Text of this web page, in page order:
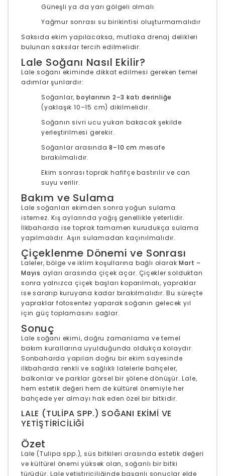
Güneşli ya da yarı gölgeli olmalı
Yağmur sonrası su birikintisi oluşturmamalıdır
Saksıda ekim yapılacaksa, mutlaka drenaj delikleri
bulunan saksılar tercih edilmelidir.
Lale Soğanı Nasıl Ekilir?
Lale soğanı ekiminde dikkat edilmesi gereken temel
adımlar şunlardır:
Soğanlar, boylarının 2–3 katı derinliğe
(yaklaşık 10–15 cm) dikilmelidir.
Soğanın sivri ucu yukarı bakacak şekilde
yerleştirilmesi gerekir.
Soğanlar arasında8–10 cm mesafe
bırakılmalıdır.
Ekim sonrası toprak hafifçe bastırılır ve can
suyu verilir.
Bakım ve Sulama
Lale soğanları ekimden sonra yoğun sulama
istemez. Kış aylarında yağış genellikle yeterlidir.
İlkbaharda ise toprak tamamen kurudukça sulama
yapılmalıdır. Aşırı sulamadan kaçınılmalıdır.
Çiçeklenme Dönemi ve Sonrası
Laleler, bölge ve iklim koşullarına bağlı olarakMart –
Mayıs ayları arasında çiçek açar. Çiçekler solduktan
sonra yalnızca çiçek başları koparılmalı, yapraklar
ise sararıp kuruyana kadar bırakılmalıdır. Bu süreçte
yapraklar fotosentez yaparak soğanın gelecek yıl
için güç toplamasını sağlar.
Sonuç
Lale soğanı ekimi, doğru zamanlama ve temel
bakım kurallarına uyulduğunda oldukça kolaydır.
Sonbaharda yapılan doğru bir ekim sayesinde
ilkbaharda renkli ve sağlıklı lalelerle bahçeler,
balkonlar ve parklar görsel bir şölene dönüşür. Lale,
hem estetik değeri hem de kültürel önemiyle her
bahçede yer almayı hak eden özel bir bitkidir.
LALE (TULIPA SPP.) SOĞANI EKIMI VE
YETIŞTIRICILIĞI
Özet
Lale (Tulipa spp.), süs bitkileri arasında estetik değeri
ve kültürel önemi yüksek olan, soğanlı bir bitki
türüdür. Lale yetiştiriciliğinde başarılı sonuçlar elde